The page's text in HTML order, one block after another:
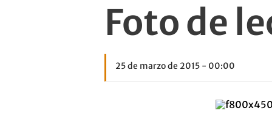
Foto de
25 de marzo de 2015 - 00:00